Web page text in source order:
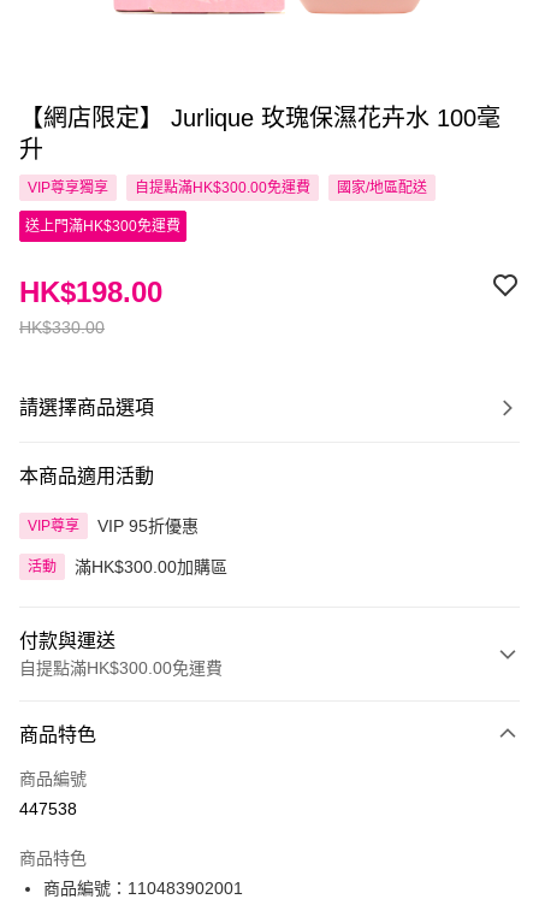
【網店限定】 Jurlique 玫瑰保濕花卉水 100毫
升
VIP尊享獨享 自提點滿HK$300.00免運費 國家/地區配送
送上門滿HK$300免運費
HK$330.00
HK$198.00
請選擇商品選項
本商品適用活動
VIP尊享 VIP 95折優惠
活動 滿HK$300.00加購區
付款與運送
自提點滿HK$300.00免運費
信用卡
Apple Pay
PayMe
商品特色
商品編號
447538
商品特色
商品編號：110483902001